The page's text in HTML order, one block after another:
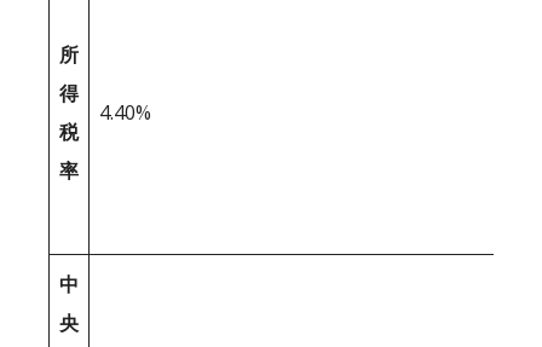
所
得
税
率
4.40%
中
央